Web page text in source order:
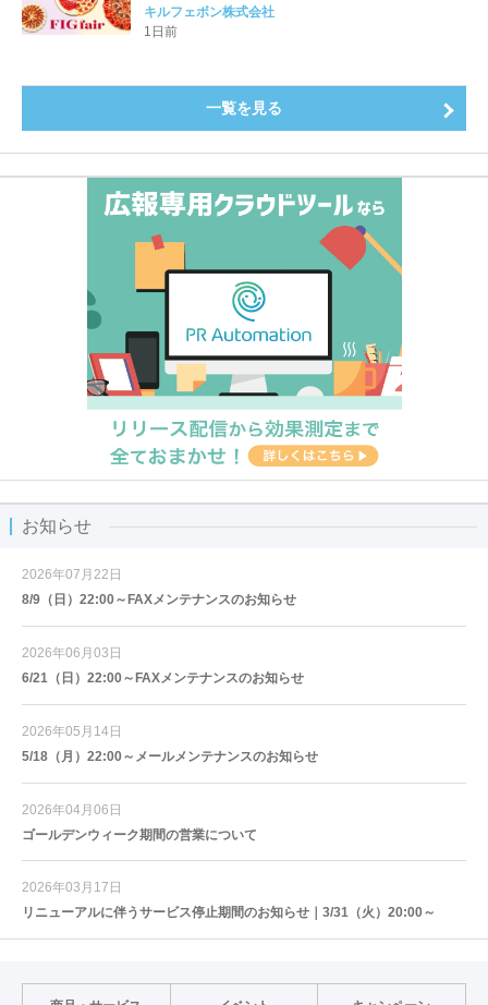
をたっぷりと。新作を含め、イチジク尽くしの全4種が
登場8月20日（木）スタート
キルフェボン株式会社
1日前
一覧を見る
お知らせ
2026年07月22日
8/9（日）22:00～FAXメンテナンスのお知らせ
2026年06月03日
6/21（日）22:00～FAXメンテナンスのお知らせ
2026年05月14日
5/18（月）22:00～メールメンテナンスのお知らせ
2026年04月06日
ゴールデンウィーク期間の営業について
2026年03月17日
リニューアルに伴うサービス停止期間のお知らせ｜3/31（火）20:00～